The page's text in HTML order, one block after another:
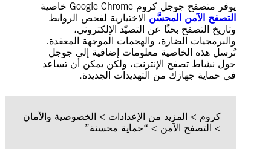
يوفر متصفح جوجل كروم Google Chrome خاصية
التصفح الآمن المحسَّن الاختيارية لفحص الروابط
وتاريخ التصفح بحثًا عن التصيّد الإلكتروني،
والبرمجيات الضارة، والهجمات الموجهة المعقدة.
تُرسل هذه الخاصية معلومات إضافية إلى جوجل
حول نشاط تصفح الإنترنت، ولكن يمكن أن تساعد
في حماية جهازك من التهديدات الجديدة.
كروم > المزيد من الإعدادات > الخصوصية والأمان
> التصفح الآمن > “حماية محسنة”